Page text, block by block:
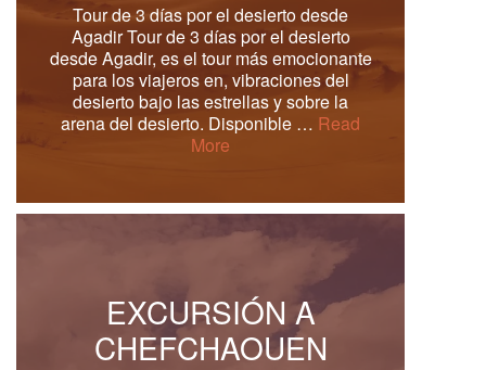
Tour de 3 días por el desierto desde
Agadir Tour de 3 días por el desierto
desde Agadir, es el tour más emocionante
para los viajeros en, vibraciones del
desierto bajo las estrellas y sobre la
arena del desierto. Disponible … Read
More
EXCURSIÓN A
CHEFCHAOUEN